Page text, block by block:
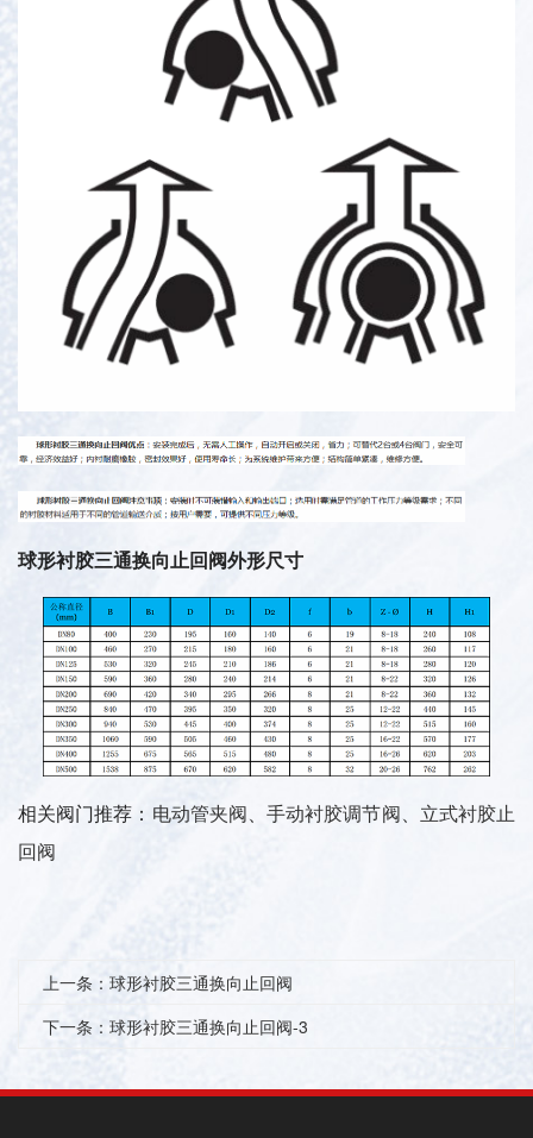
球形衬胶三通换向止回阀外形尺寸
相关阀门推荐： 电动管夹阀、手动衬胶调节阀、 立式衬胶止
回阀
上一条： 球形衬胶三通换向止回阀
下一条： 球形衬胶三通换向止回阀-3